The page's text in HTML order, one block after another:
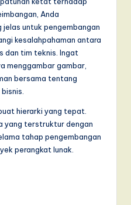
Anda
untuk pengembangan
kesalahpahaman antara
dan tim teknis. Ingat
menggambar gambar,
bersama tentang
hierarki yang tepat.
yang terstruktur dengan
tahap pengembangan
perangkat lunak.